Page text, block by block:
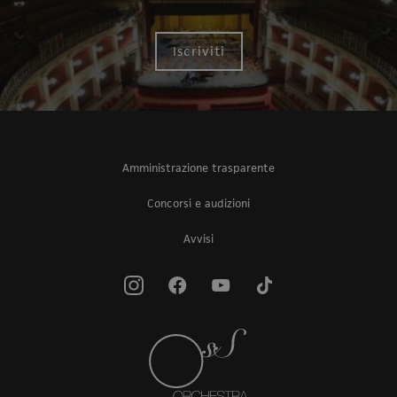
Iscriviti
Amministrazione trasparente
Concorsi e audizioni
Avvisi